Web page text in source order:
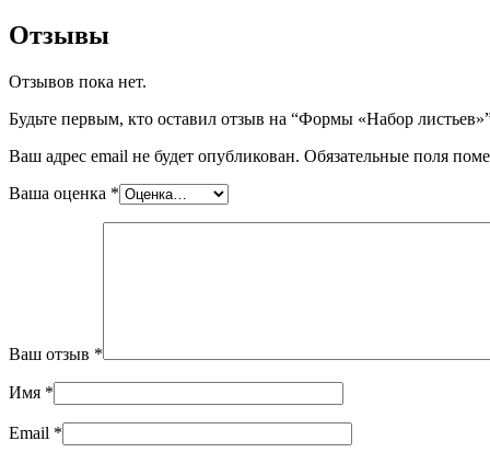
Отзывы
Отзывов пока нет.
Будьте первым, кто оставил отзыв на “Формы «Набор
Ваш адрес email не будет опубликован. Обязательные поля
Ваша оценка *
Ваш отзыв *
Имя *
Email *